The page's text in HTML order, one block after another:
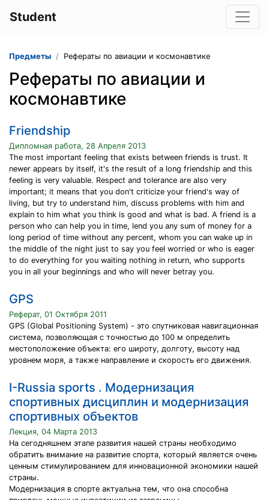
Student
Предметы Рефераты по авиации и космонавтике
Рефераты по авиации и
космонавтике
Friendship
Дипломная работа, 28 Апреля 2013
The most important feeling that exists between friends is trust. It
newer appears by itself, it's the result of a long friendship and this
feeling is very valuable. Respect and tolerance are also very
important; it means that you don't criticize your friend's way of
living, but try to understand him, discuss problems with him and
explain to him what you think is good and what is bad. A friend is a
person who can help you in time, lend you any sum of money for a
long period of time without any percent, whom you can wake up in
the middle of the night just to say you feel worried or who is eager
to do everything for you waiting nothing in return, who supports
you in all your beginnings and who will never betray you.
GPS
Реферат, 01 Октября 2011
GPS (Global Positioning System) - это спутниковая навигационная
система, позволяющая с точностью до 100 м определить
местоположение объекта: его широту, долготу, высоту над
уровнем моря, а также направление и скорость его движения.
I-Russia sports . Модернизация
спортивных дисциплин и модернизация
спортивных объектов
Лекция, 04 Марта 2013
На сегодняшнем этапе развития нашей страны необходимо
обратить внимание на развитие спорта, который является очень
ценным стимулированием для инновационной экономики нашей
страны.
Модернизация в спорте актуальна тем, что она способна